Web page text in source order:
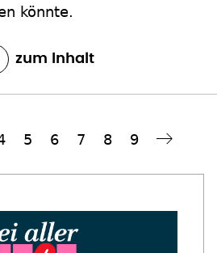
könnte.
zum Inhalt
Seite
5 Seite
6 Seite
7 Seite
8 Seite
9
Seite ››